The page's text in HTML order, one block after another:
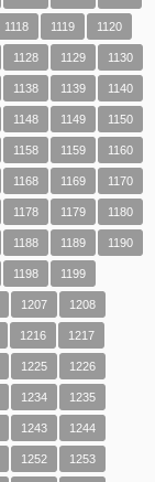
1118 1119 1120
1128 1129 1130
1138 1139 1140
1148 1149 1150
1158 1159 1160
1168 1169 1170
1178 1179 1180
1188 1189 1190
1198 1199
1207 1208
1216 1217
1225 1226
1234 1235
1243 1244
1252 1253